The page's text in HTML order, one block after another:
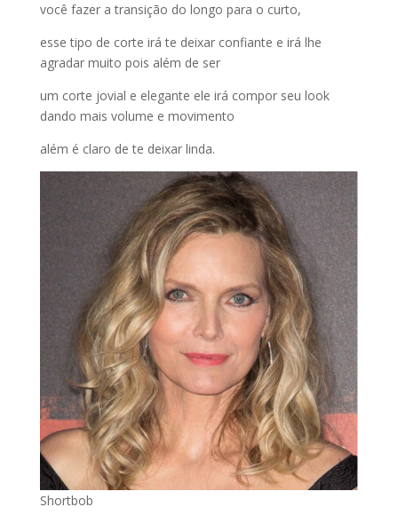
você fazer a transição do longo para o curto,
esse tipo de corte irá te deixar confiante e irá lhe
agradar muito pois além de ser
um corte jovial e elegante ele irá compor seu look
dando mais volume e movimento
além é claro de te deixar linda.
Shortbob